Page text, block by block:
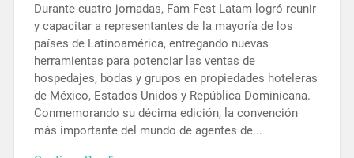
Durante cuatro jornadas, Fam Fest Latam logró reunir
y capacitar a representantes de la mayoría de los
países de Latinoamérica, entregando nuevas
herramientas para potenciar las ventas de
hospedajes, bodas y grupos en propiedades hoteleras
de México, Estados Unidos y República Dominicana.
Conmemorando su décima edición, la convención
más importante del mundo de agentes de...